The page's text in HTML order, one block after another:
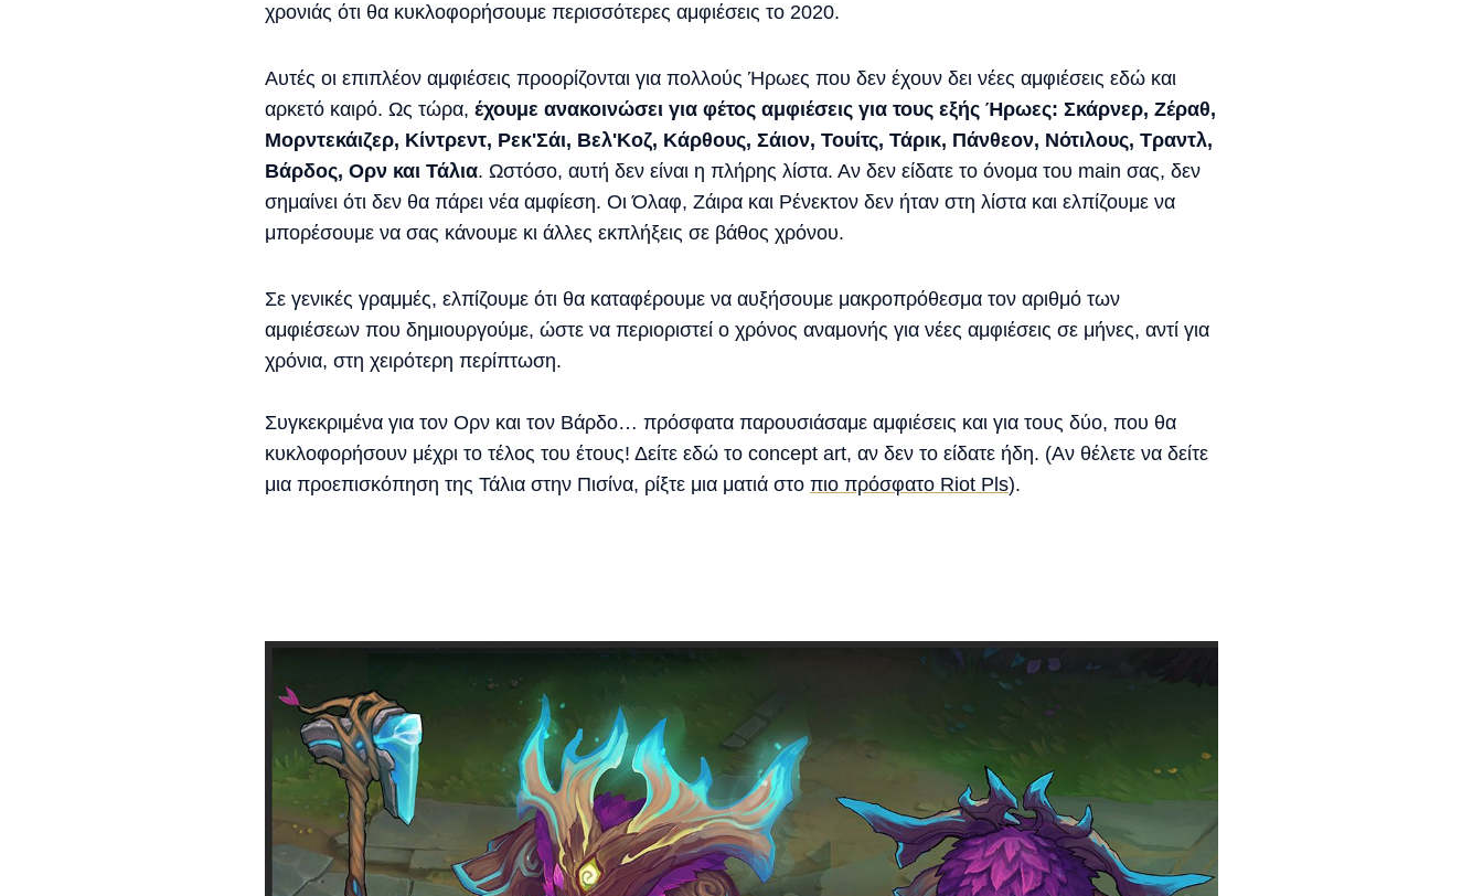
χρονιάς ότι θα κυκλοφορήσουμε περισσότερες αμφιέσεις το 2020.
Αυτές οι επιπλέον αμφιέσεις προορίζονται για πολλούς Ήρωες που δεν έχουν δει νέες αμφιέσεις εδώ και
αρκετό καιρό. Ως τώρα, έχουμε ανακοινώσει για φέτος αμφιέσεις για τους εξής Ήρωες: Σκάρνερ, Ζέραθ,
Μορντεκάιζερ, Κίντρεντ, Ρεκ'Σάι, Βελ'Κοζ, Κάρθους, Σάιον, Τουίτς, Τάρικ, Πάνθεον, Νότιλους, Τραντλ,
Βάρδος, Ορν και Τάλια. Ωστόσο, αυτή δεν είναι η πλήρης λίστα. Αν δεν είδατε το όνομα του main σας, δεν
σημαίνει ότι δεν θα πάρει νέα αμφίεση. Οι Όλαφ, Ζάιρα και Ρένεκτον δεν ήταν στη λίστα και ελπίζουμε να
μπορέσουμε να σας κάνουμε κι άλλες εκπλήξεις σε βάθος χρόνου.
Σε γενικές γραμμές, ελπίζουμε ότι θα καταφέρουμε να αυξήσουμε μακροπρόθεσμα τον αριθμό των
αμφιέσεων που δημιουργούμε, ώστε να περιοριστεί ο χρόνος αναμονής για νέες αμφιέσεις σε μήνες, αντί για
χρόνια, στη χειρότερη περίπτωση.
Συγκεκριμένα για τον Ορν και τον Βάρδο… πρόσφατα παρουσιάσαμε αμφιέσεις και για τους δύο, που θα
κυκλοφορήσουν μέχρι το τέλος του έτους! Δείτε εδώ το concept art, αν δεν το είδατε ήδη. (Αν θέλετε να δείτε
μια προεπισκόπηση της Τάλια στην Πισίνα, ρίξτε μια ματιά στο πιο πρόσφατο Riot Pls).